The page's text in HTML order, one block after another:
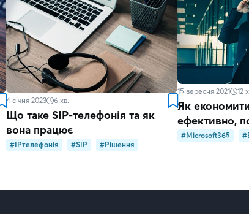
4 січня 2023 6 хв.
Що таке SIP-телефонія та як
вона працює
#IPтелефонія #SIP #Рішення
15 вересня 2021 12
Як
ефективно,
#Microsoft365